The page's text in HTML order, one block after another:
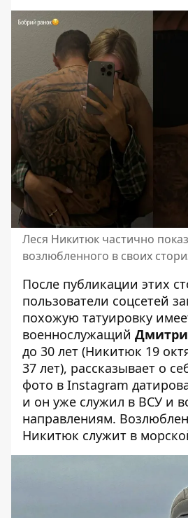
Леся Никитюк частично
возлюбленного в своих
После публикации этих
пользователи соцсетей
похожую татуировку
военнослужащий
до 30 лет (Никитюк 19
37 лет), рассказывает о
фото в Instagram
и он уже служил в ВСУ и
направлениям.
Никитюк служит в